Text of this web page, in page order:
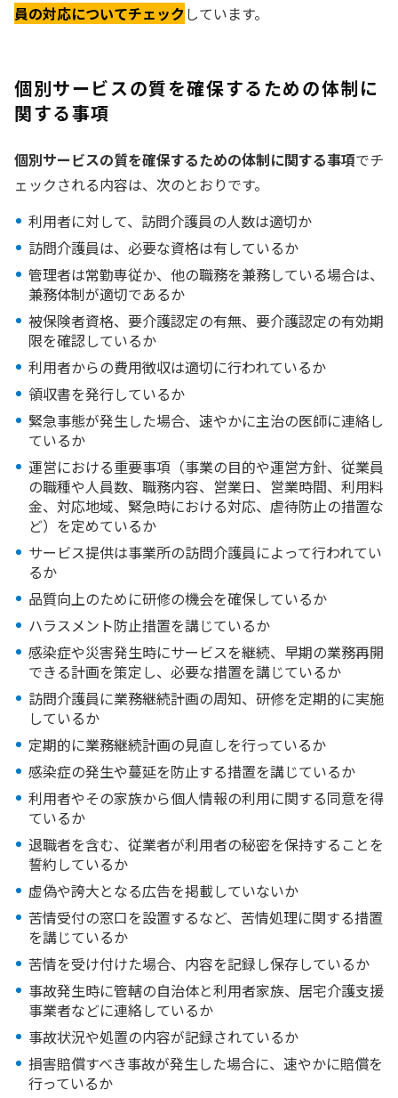
員の対応についてチェックしています。
個別サービスの質を確保するための体制に
関する事項
個別サービスの質を確保するための体制に関する事項でチ
ェックされる内容は、次のとおりです。
利用者に対して、訪問介護員の人数は適切か
訪問介護員は、必要な資格は有しているか
管理者は常勤専従か、他の職務を兼務している場合は、
兼務体制が適切であるか
被保険者資格、要介護認定の有無、要介護認定の有効期
限を確認しているか
利用者からの費用徴収は適切に行われているか
領収書を発行しているか
緊急事態が発生した場合、速やかに主治の医師に連絡し
ているか
運営における重要事項（事業の目的や運営方針、従業員
の職種や人員数、職務内容、営業日、営業時間、利用料
金、対応地域、緊急時における対応、虐待防止の措置な
ど）を定めているか
サービス提供は事業所の訪問介護員によって行われてい
るか
品質向上のために研修の機会を確保しているか
ハラスメント防止措置を講じているか
感染症や災害発生時にサービスを継続、早期の業務再開
できる計画を策定し、必要な措置を講じているか
訪問介護員に業務継続計画の周知、研修を定期的に実施
しているか
定期的に業務継続計画の見直しを行っているか
感染症の発生や蔓延を防止する措置を講じているか
利用者やその家族から個人情報の利用に関する同意を得
ているか
退職者を含む、従業者が利用者の秘密を保持することを
誓約しているか
虚偽や誇大となる広告を掲載していないか
苦情受付の窓口を設置するなど、苦情処理に関する措置
を講じているか
苦情を受け付けた場合、内容を記録し保存しているか
事故発生時に管轄の自治体と利用者家族、居宅介護支援
事業者などに連絡しているか
事故状況や処置の内容が記録されているか
損害賠償すべき事故が発生した場合に、速やかに賠償を
行っているか